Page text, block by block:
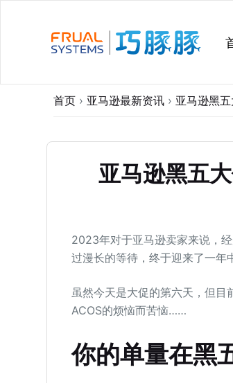
首页 › 亚马逊最新资讯 › 亚马逊黑
亚马逊黑五
2023年对于亚马逊卖家来说，
过漫长的等待，终于迎来了一
虽然今天是大促的第六天，但目
ACOS的烦恼而苦恼……
你的单量在黑